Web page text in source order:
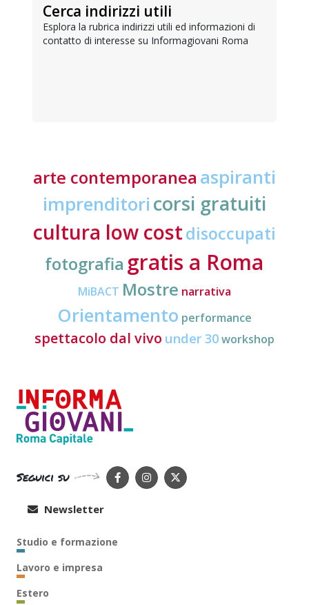
Cerca indirizzi utili
Esplora la rubrica indirizzi utili ed informazioni di
contatto di interesse su Informagiovani Roma
arte contemporanea aspiranti
imprenditori corsi gratuiti
cultura low costdisoccupati
fotografia gratis a Roma
MiBACT Mostre narrativa
Orientamento performance
spettacolo dal vivo under 30workshop
Seguici su
Newsletter
Studio e formazione
Lavoro e impresa
Estero